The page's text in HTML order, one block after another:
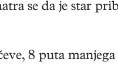
se da je star
8 puta manjega